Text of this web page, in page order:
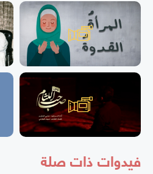
فيدوات ذات صلة